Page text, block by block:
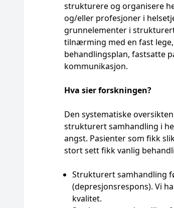
strukturere og organisere
og/eller profesjoner i
grunnelementer i
tilnærming med en fast
behandlingsplan, fastsatte
kommunikasjon.
Hva sier forskningen?
Den systematiske
strukturert samhandling i
angst. Pasienter som fikk
stort sett fikk vanlig
Strukturert samhandling
(depresjonsrespons). Vi
kvalitet.